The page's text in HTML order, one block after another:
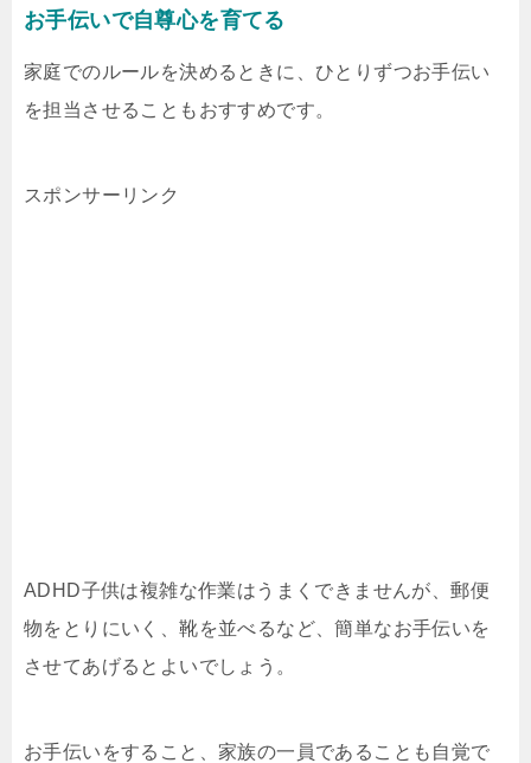
お手伝いで自尊心を育てる
家庭でのルールを決めるときに、ひとりずつお手伝い
を担当させることもおすすめです。
スポンサーリンク
ADHD子供は複雑な作業はうまくできませんが、郵便
物をとりにいく、靴を並べるなど、簡単なお手伝いを
させてあげるとよいでしょう。
お手伝いをすること、家族の一員であることも自覚で